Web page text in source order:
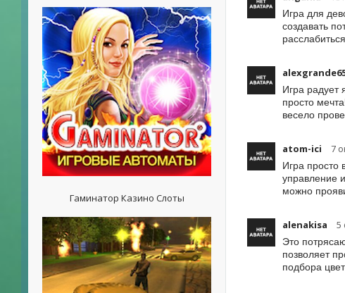
Гаминатор Казино Слоты
Игра для
создавать
Игра радует
просто
весело
atom-ici 7
Игра просто
управление
можно
alenakisa 5
Это
позволяет
подбора